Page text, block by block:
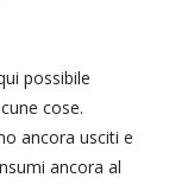
possibile
cose.
ancora usciti e
ancora al